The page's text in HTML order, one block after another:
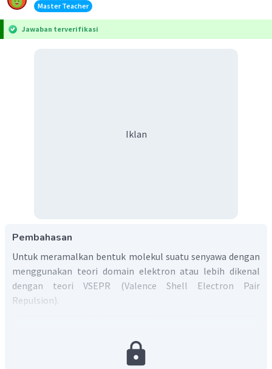
Master Teacher
Jawaban terverifikasi
Iklan
Pembahasan
Untuk meramalkan bentuk molekul suatu senyawa dengan
menggunakan teori domain elektron atau lebih dikenal
dengan teori VSEPR (Valence Shell Electron Pair
Repulsion).
X= Pasangan elektron ikatan (PEI)